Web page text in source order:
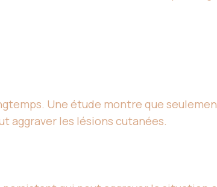
Une étude montre que
aggraver les lésions cutanées.